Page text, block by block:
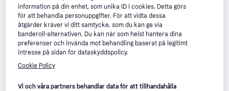
information på din enhet, som unika ID i cookies. Detta görs
för att behandla personuppgifter. För att vidta dessa
åtgärder kräver vi ditt samtycke, som du kan ge via
banderoll-alternativen. Du kan när som helst hantera dina
preferenser och invända mot behandling baserat på legitimt
intresse på sidan för dataskyddspolicy.
Cookie Policy
Vi och våra partners behandlar data för att tillhandahålla